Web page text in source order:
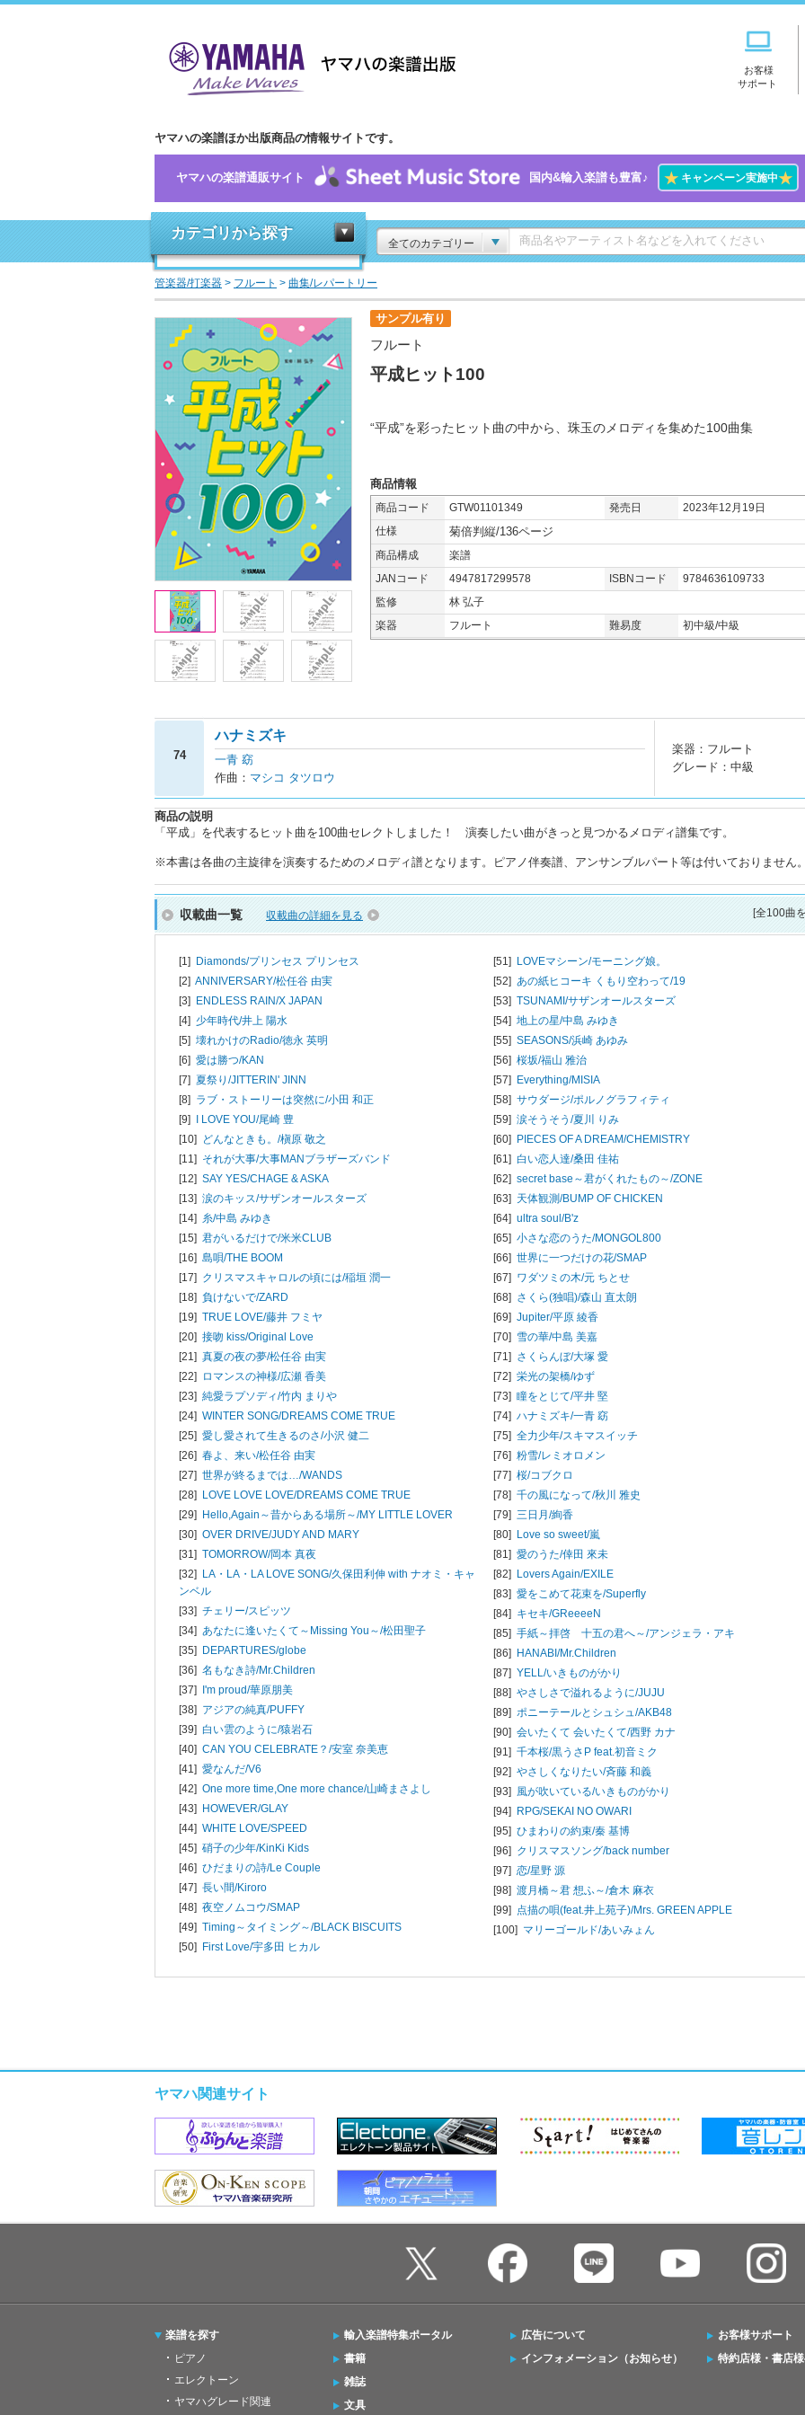
お客様
サポート
ヤマハの楽譜ほか出版商品の情報サイトです。
ヤマハの楽譜通販サイト 国内&輸入楽譜も豊富♪ ★キャンペーン実施中★
カテゴリから探す
全てのカテゴリー
管楽器/打楽器 > フルート > 曲集/レパートリー
サンプル有り
フルート
平成ヒット100
“平成”を彩ったヒット曲の中から、珠玉のメロディを集めた100曲集
商品情報
商品コード GTW01101349 発売日
2023年12月19日
仕様
菊倍判縦/136ページ
商品構成
楽譜
JANコード
4947817299578 ISBNコード
9784636109733
監修
林 弘子
楽器
フルート 難易度 初中級/中級
74
ハナミズキ
一青 窈
作曲： マシコ タツロウ
楽器：フルート
グレード：中級
商品の説明
「平成」を代表するヒット曲を100曲セレクトしました！ 演奏したい曲がきっと見つかるメロディ譜集です。
※本書は各曲の主旋律を演奏するためのメロディ譜となります。ピアノ伴奏譜、アンサンブルパート等は付いておりません。
収載曲一覧 収載曲の詳細を見る [全100曲
[1] Diamonds/プリンセス プリンセス
[2] ANNIVERSARY/松任谷 由実
[3] ENDLESS RAIN/X JAPAN
[4] 少年時代/井上 陽水
[5] 壊れかけのRadio/徳永 英明
[6] 愛は勝つ/KAN
[7] 夏祭り/JITTERIN' JINN
[8] ラブ・ストーリーは突然に/小田 和正
[9] I LOVE YOU/尾崎 豊
[10] どんなときも。/槇原 敬之
[11] それが大事/大事MANブラザーズバンド
[12] SAY YES/CHAGE & ASKA
[13] 涙のキッス/サザンオールスターズ
[14] 糸/中島 みゆき
[15] 君がいるだけで/米米CLUB
[16] 島唄/THE BOOM
[17] クリスマスキャロルの頃には/稲垣 潤一
[18] 負けないで/ZARD
[19] TRUE LOVE/藤井 フミヤ
[20] 接吻 kiss/Original Love
[21] 真夏の夜の夢/松任谷 由実
[22] ロマンスの神様/広瀬 香美
[23] 純愛ラプソディ/竹内 まりや
[24] WINTER SONG/DREAMS COME TRUE
[25] 愛し愛されて生きるのさ/小沢 健二
[26] 春よ、来い/松任谷 由実
[27] 世界が終るまでは…/WANDS
[28] LOVE LOVE LOVE/DREAMS COME TRUE
[29] Hello,Again～昔からある場所～/MY LITTLE LOVER
[30] OVER DRIVE/JUDY AND MARY
[31] TOMORROW/岡本 真夜
[32] LA・LA・LA LOVE SONG/久保田利伸 with ナオミ・キャ
ンベル
[33] チェリー/スピッツ
[34] あなたに逢いたくて～Missing You～/松田聖子
[35] DEPARTURES/globe
[36] 名もなき詩/Mr.Children
[37] I'm proud/華原朋美
[38] アジアの純真/PUFFY
[39] 白い雲のように/猿岩石
[40] CAN YOU CELEBRATE？/安室 奈美恵
[41] 愛なんだ/V6
[42] One more time,One more chance/山崎まさよし
[43] HOWEVER/GLAY
[44] WHITE LOVE/SPEED
[45] 硝子の少年/KinKi Kids
[46] ひだまりの詩/Le Couple
[47] 長い間/Kiroro
[48] 夜空ノムコウ/SMAP
[49] Timing～タイミング～/BLACK BISCUITS
[50] First Love/宇多田 ヒカル
[51] LOVEマシーン/モーニング娘。
[52] あの紙ヒコーキ くもり空わって/19
[53] TSUNAMI/サザンオールスターズ
[54] 地上の星/中島 みゆき
[55] SEASONS/浜崎 あゆみ
[56] 桜坂/福山 雅治
[57] Everything/MISIA
[58] サウダージ/ポルノグラフィティ
[59] 涙そうそう/夏川 りみ
[60] PIECES OF A DREAM/CHEMISTRY
[61] 白い恋人達/桑田 佳祐
[62] secret base～君がくれたもの～/ZONE
[63] 天体観測/BUMP OF CHICKEN
[64] ultra soul/B'z
[65] 小さな恋のうた/MONGOL800
[66] 世界に一つだけの花/SMAP
[67] ワダツミの木/元 ちとせ
[68] さくら(独唱)/森山 直太朗
[69] Jupiter/平原 綾香
[70] 雪の華/中島 美嘉
[71] さくらんぼ/大塚 愛
[72] 栄光の架橋/ゆず
[73] 瞳をとじて/平井 堅
[74] ハナミズキ/一青 窈
[75] 全力少年/スキマスイッチ
[76] 粉雪/レミオロメン
[77] 桜/コブクロ
[78] 千の風になって/秋川 雅史
[79] 三日月/絢香
[80] Love so sweet/嵐
[81] 愛のうた/倖田 來未
[82] Lovers Again/EXILE
[83] 愛をこめて花束を/Superfly
[84] キセキ/GReeeeN
[85] 手紙～拝啓 十五の君へ～/アンジェラ・アキ
[86] HANABI/Mr.Children
[87] YELL/いきものがかり
[88] やさしさで溢れるように/JUJU
[89] ポニーテールとシュシュ/AKB48
[90] 会いたくて 会いたくて/西野 カナ
[91] 千本桜/黒うさP feat.初音ミク
[92] やさしくなりたい/斉藤 和義
[93] 風が吹いている/いきものがかり
[94] RPG/SEKAI NO OWARI
[95] ひまわりの約束/秦 基博
[96] クリスマスソング/back number
[97] 恋/星野 源
[98] 渡月橋～君 想ふ～/倉木 麻衣
[99] 点描の唄(feat.井上苑子)/Mrs. GREEN APPLE
[100] マリーゴールド/あいみょん
ヤマハ関連サイト
楽譜を探す
ピアノ
エレクトーン
ヤマハグレード関連
輸入楽譜特集ポータル
書籍
雑誌
文具
広告について
インフォメーション（お知らせ）
お客様サポート
特約店様・書店